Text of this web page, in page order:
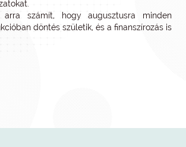
arra számít, hogy augusztusra minden
döntés születik, és a finanszírozás is